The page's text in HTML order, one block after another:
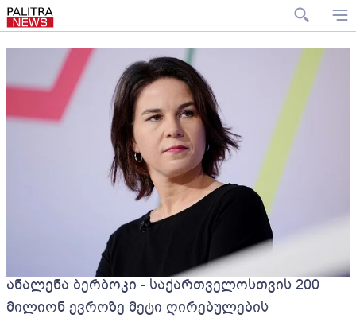
ანალენა ბერბოკი - საქართველოსთვის 200
მილიონ ევროზე მეტი ღირებულების